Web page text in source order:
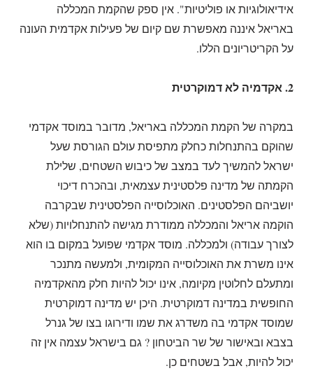
אידיאולוגיות או פוליטיות". אין ספק שהקמת המכללה
באריאל איננה מאפשרת שם קיום של פעילות אקדמית העונה
על הקריטריונים הללו.
2. אקדמיה לא דמוקרטית
במקרה של הקמת המכללה באריאל, מדובר במוסד אקדמי
שהוקם בהתנחלות כחלק מתפיסת עולם הגורסת שעל
ישראל להמשיך לעד במצב של כיבוש השטחים, שלילת
הקמתה של מדינה פלסטינית עצמאית, ובהכרח דיכוי
יושביהם הפלסטינים. האוכלוסייה הפלסטינית שבקרבה
הוקמה אריאל והמכללה ממודרת מגישה להתנחלויות (שלא
לצורך עבודה) ולמכללה. מוסד אקדמי שפועל במקום בו הוא
אינו משרת את האוכלוסייה המקומית, ולמעשה מתנכר
ומתעלם לחלוטין מקיומה, אינו יכול להיות חלק מהאקדמיה
החופשית במדינה דמוקרטית. היכן יש מדינה דמוקרטית
שמוסד אקדמי בה משדרג את שמו ודירוגו בצו של גנרל
בצבא ובאישור של שר הביטחון ? גם בישראל עצמה אין זה
יכול להיות, אבל בשטחים כן.